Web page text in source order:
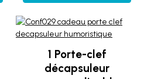
1 Porte-clef
décapsuleur